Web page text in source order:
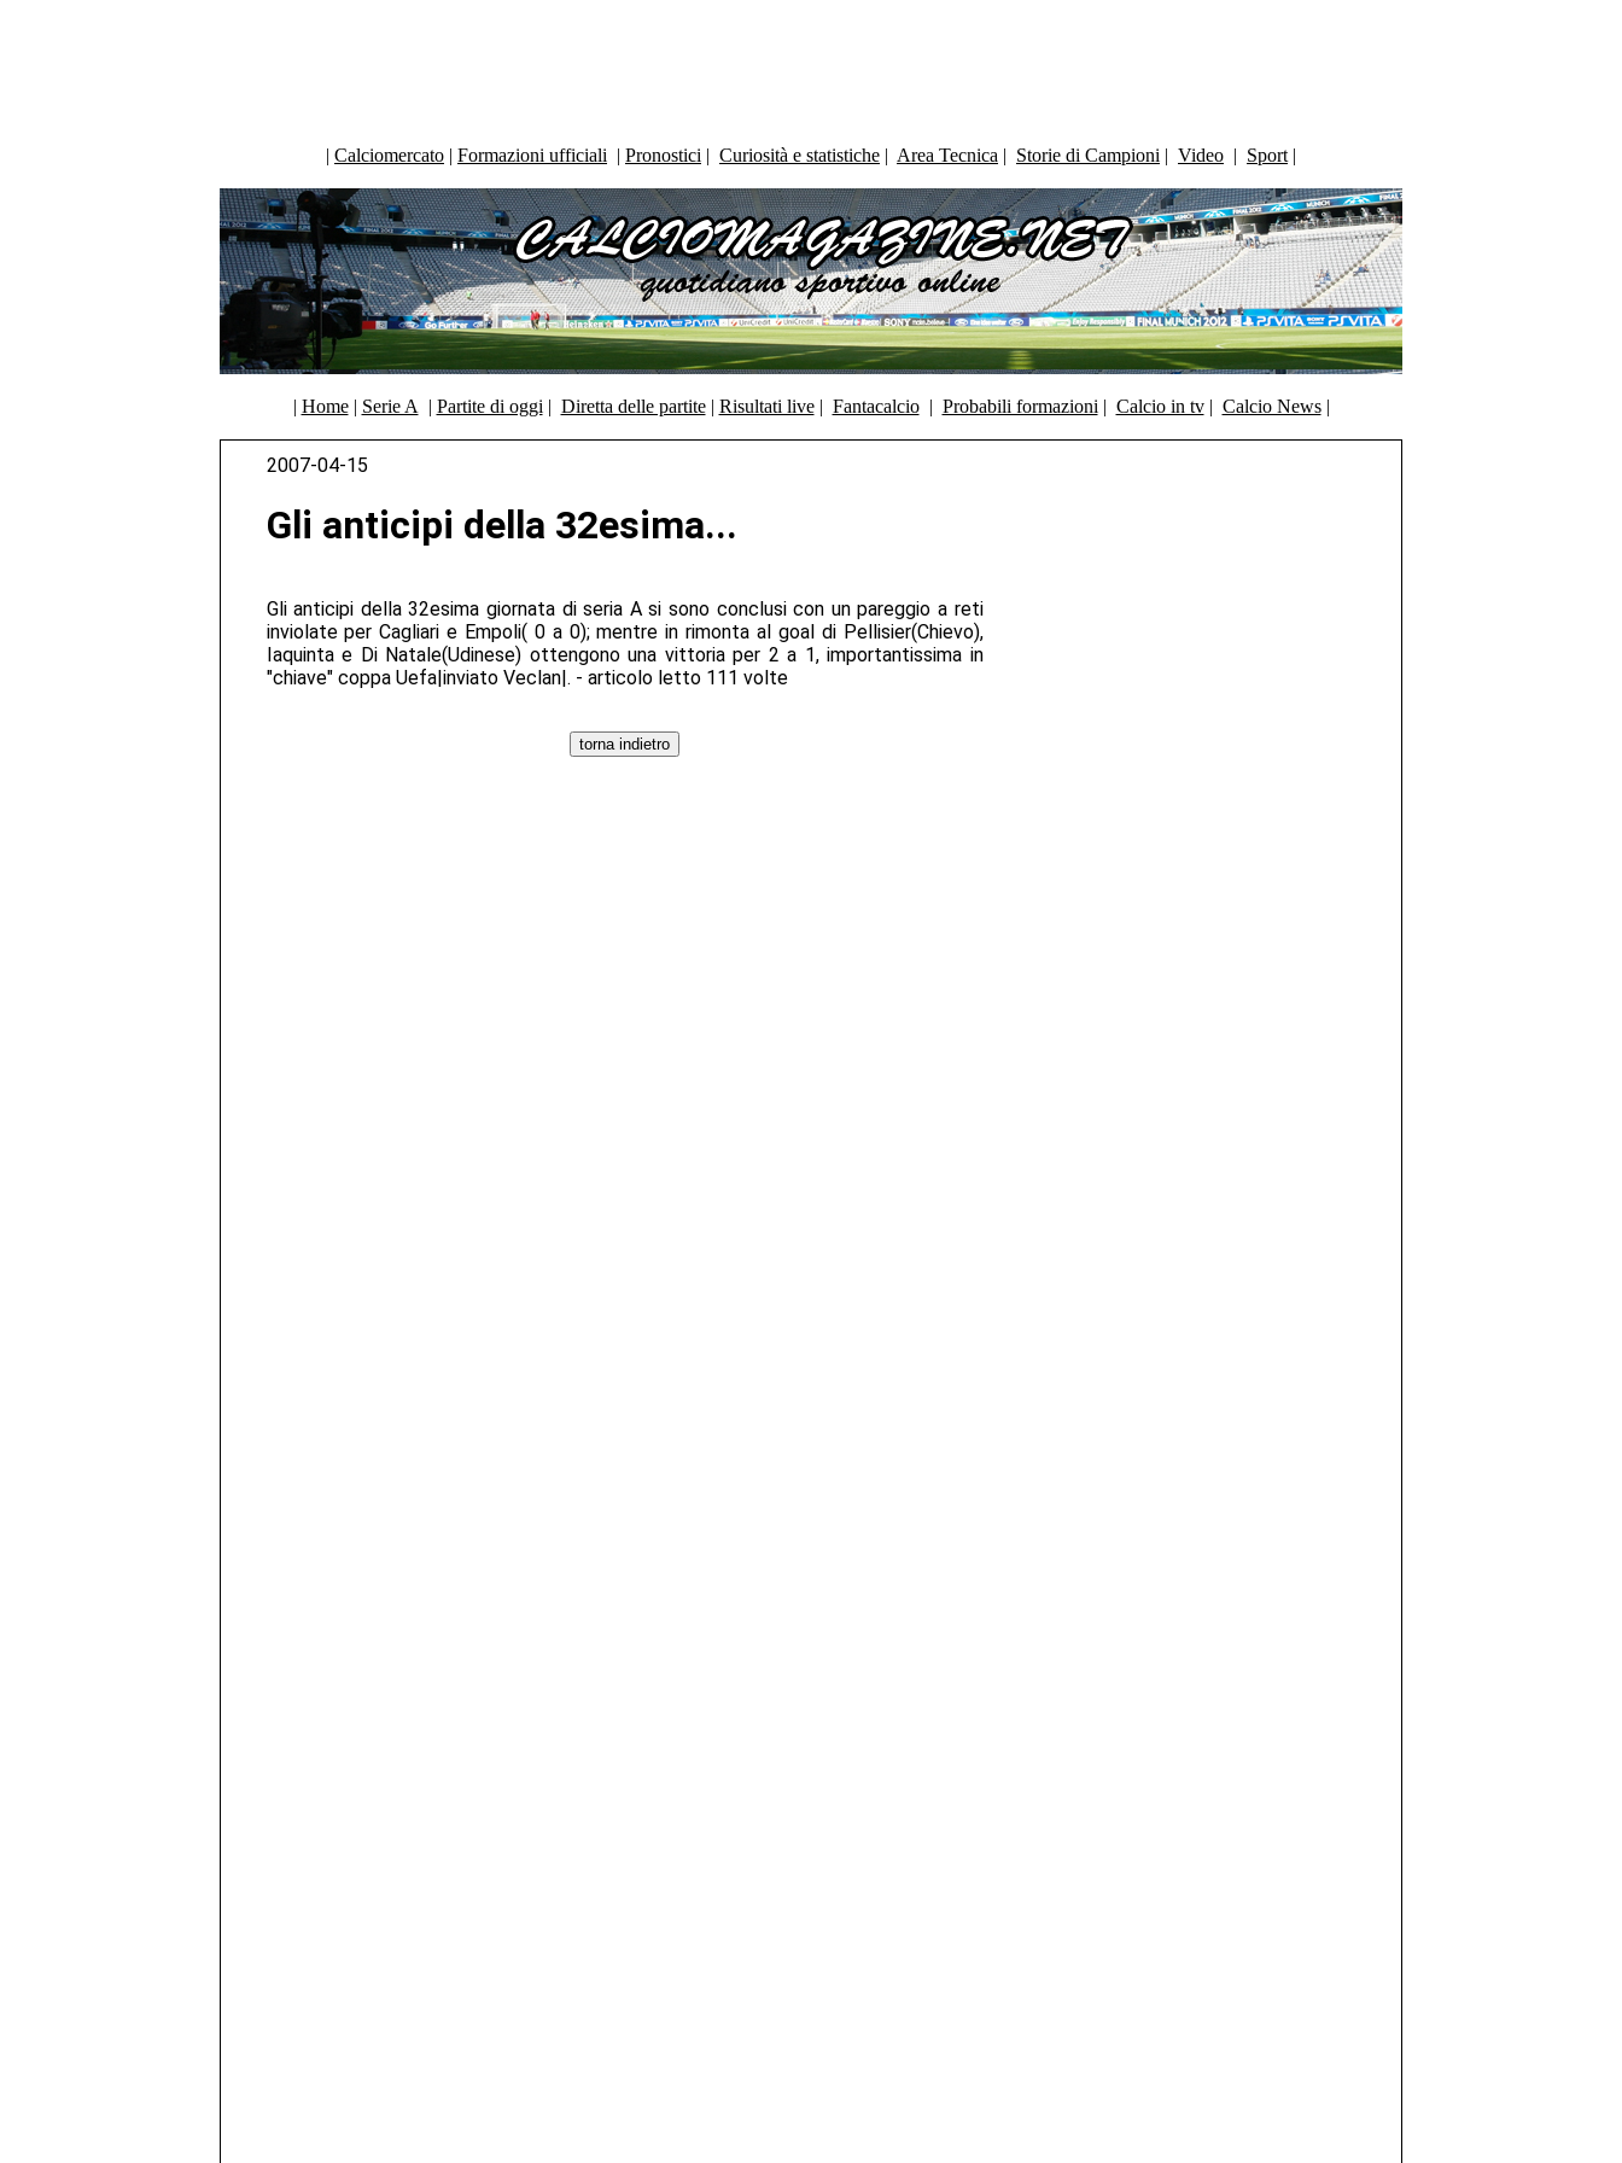
| Calciomercato | Formazioni ufficiali | Pronostici | Curiosità e statistiche | Area Tecnica | Storie di Campioni | Video | Sport |
| Home| Serie A | Partite di oggi | Diretta delle partite| Risultati live| Fantacalcio| Probabili formazioni | Calcio in tv| Calcio News|
2007-04-15
Gli anticipi della 32esima...
Gli anticipi della 32esima giornata di seria A si sono conclusi con un pareggio a reti
inviolate per Cagliari e Empoli( 0 a 0); mentre in rimonta al goal di Pellisier(Chievo),
Iaquinta e Di Natale(Udinese) ottengono una vittoria per 2 a 1, importantissima in
"chiave" coppa Uefa|inviato Veclan|. - articolo letto 111 volte